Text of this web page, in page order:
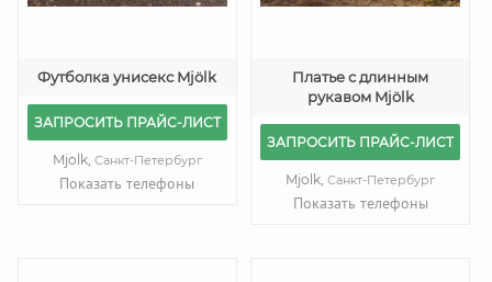
Футболка унисекс Mjölk
ЗАПРОСИТЬ ПРАЙС-ЛИСТ
Mjolk, Санкт-Петербург
Показать телефоны
Платье с длинным
рукавом Mjölk
ЗАПРОСИТЬ ПРАЙС-ЛИСТ
Mjolk,Санкт-Петербург
Показать телефоны